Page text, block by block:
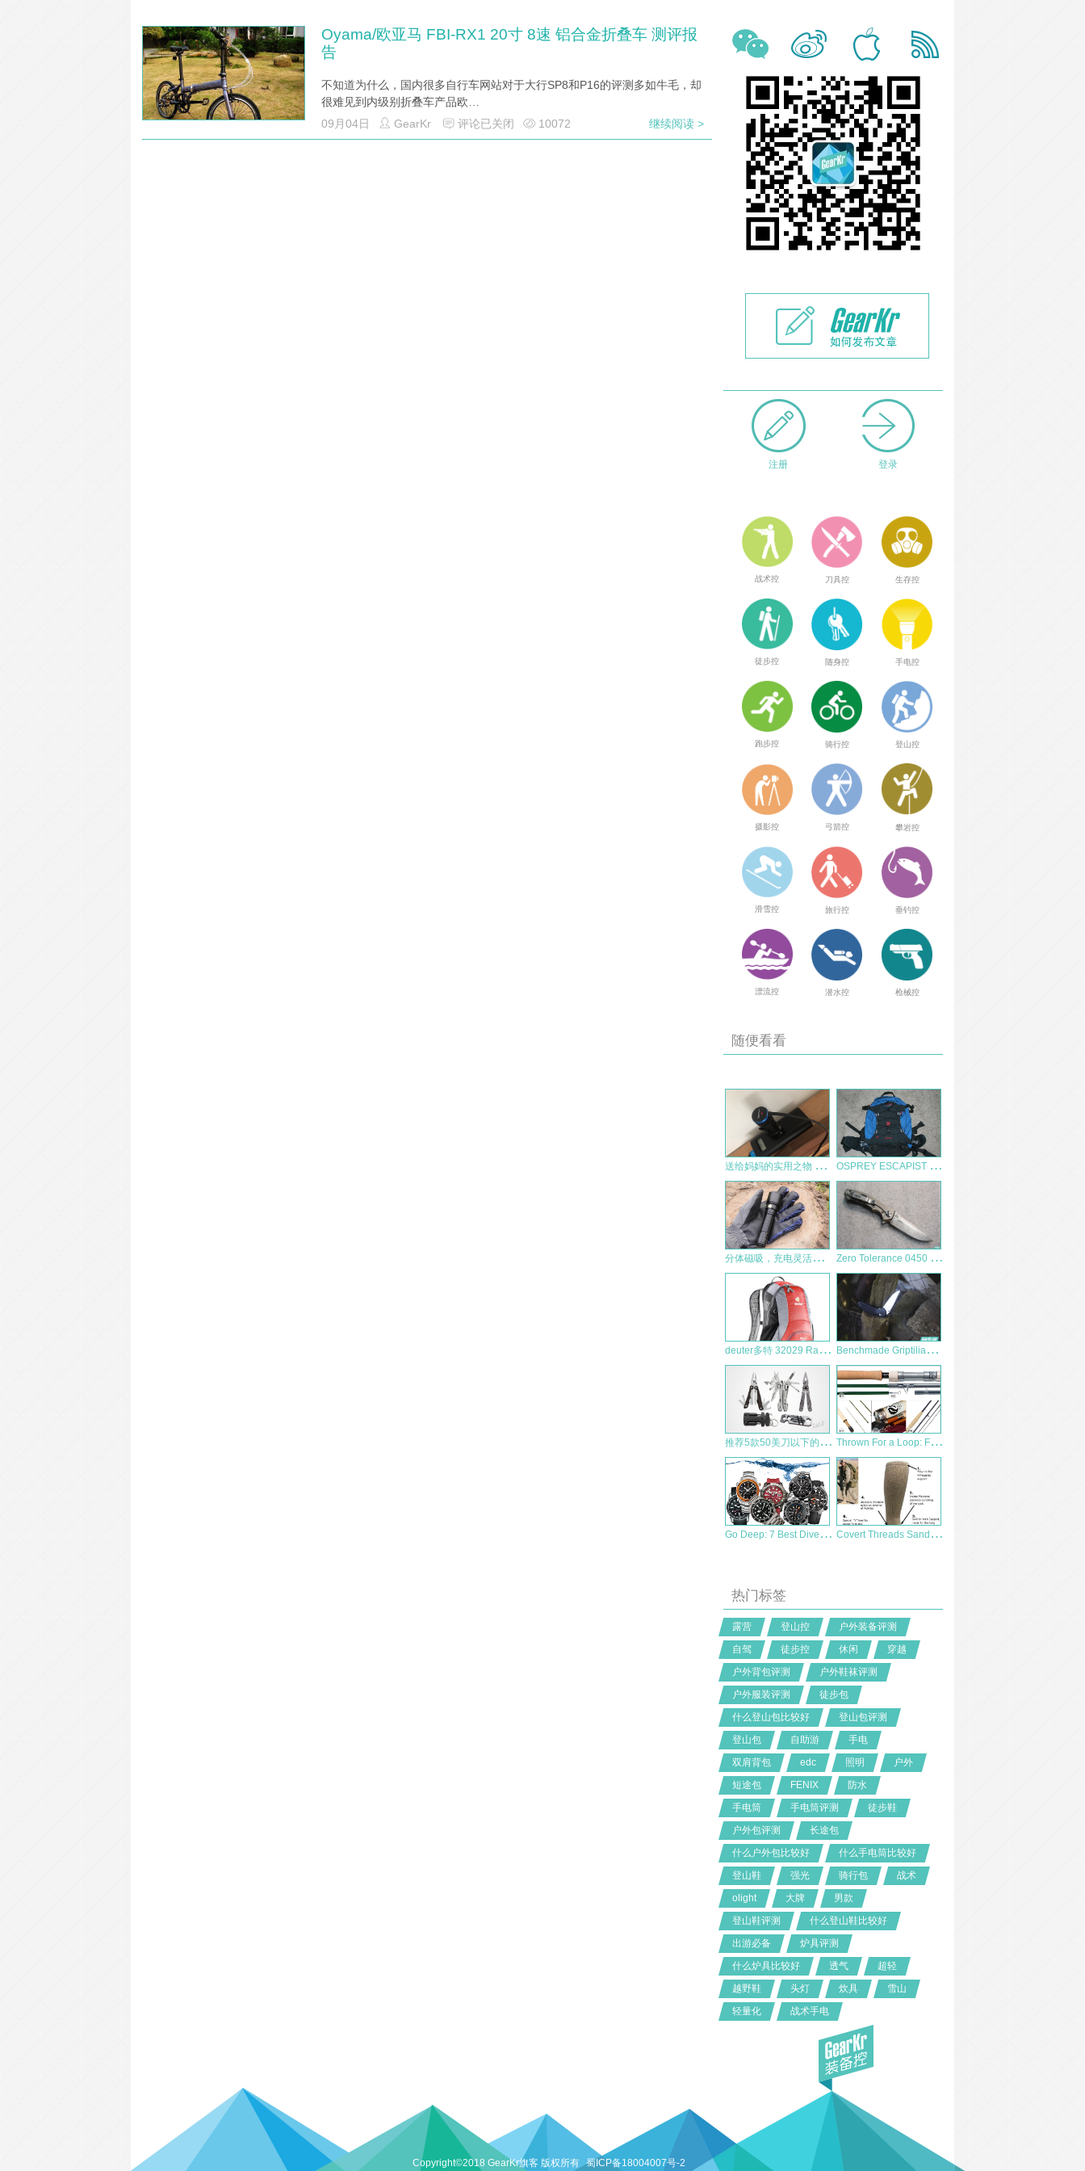
Oyama/欧亚马 FBI-RX1 20寸 8速 铝合金折叠车 测评报
告
不知道为什么，国内很多自行车网站对于大行SP8和P16的评测多如牛毛，却
很难见到内级别折叠车产品欧…
09月04日
GearKr 评论已关闭 10072 继续阅读 >
注册 登录
战术控 刀具控 生存控
徒步控 随身控 手电控
跑步控 骑行控 登山控
摄影控 弓箭控 攀岩控
滑雪控 旅行控 垂钓控
漂流控 潜水控 枪械控
随便看看
送
给妈妈的实用之物 Olight H1R O
SPREY ESCAPIST （隐士） 多用途小包赏析
分
体磁吸，充电灵活！Fenix菲尼克斯WF26R工业巡检手电体验 Z
ero Tolerance 0450 测评
d
euter多特 32029 Race EXP Air 骑行系列 B
enchmade Griptilian 551 多图评测
推
荐5款50美刀以下的多功能工具 T
hrown For a Loop: Five Great Fly Rods 路亚钓鱼竿选购
G
o Deep: 7 Best Dive Watches 七款最佳潜水表推荐 C
overt Threads Sand Military Boot Sock 军用袜子
热门标签
露营 登山控
户外装备评测
自驾
徒步控 休闲
穿越
户外背包评测
户外鞋袜评测
户外服装评测
徒步包
什么登山包比较好
登山包评测
登山包
自助游
手电
双肩背包
edc 照明
户外
短途包
FENIX
防水
手电筒
手电筒评测
徒步鞋
户外包评测
长途包
什么户外包比较好
什么手电筒比较好
登山鞋
强光 骑行包
战术
olight
大牌
男款
登山鞋评测
什么登山鞋比较好
出游必备
炉具评测
什么炉具比较好
透气
超轻
越野鞋
头灯 炊具
雪山
轻量化
战术手电
Copyright©2018 GearKr旗客 版权所有 蜀ICP备18004007号-2